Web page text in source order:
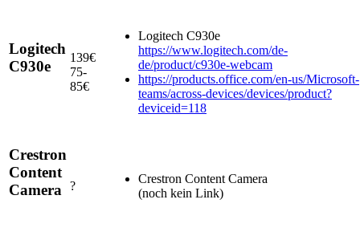
Logitech
C930e
139€
75-
85€
Logitech C930e
https://www.logitech.com/de-
de/product/c930e-webcam
https://products.office.com/en-us/Microsoft-
teams/across-devices/devices/product?
deviceid=118
Crestron
Content
Camera ?
Crestron Content Camera
(noch kein Link)